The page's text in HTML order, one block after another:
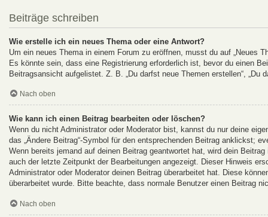
Beiträge schreiben
Wie erstelle ich ein neues Thema oder eine Antwort?
Um ein neues Thema in einem Forum zu eröffnen, musst du auf „Neues
Es könnte sein, dass eine Registrierung erforderlich ist, bevor du einen
Beitragsansicht aufgelistet. Z. B. „Du darfst neue Themen erstellen“, „Du
Nach oben
Wie kann ich einen Beitrag bearbeiten oder löschen?
Wenn du nicht Administrator oder Moderator bist, kannst du nur deine
das „Ändere Beitrag“-Symbol für den entsprechenden Beitrag anklickst;
Wenn bereits jemand auf deinen Beitrag geantwortet hat, wird dein
auch der letzte Zeitpunkt der Bearbeitungen angezeigt. Dieser Hinweis
Administrator oder Moderator deinen Beitrag überarbeitet hat. Diese
überarbeitet wurde. Bitte beachte, dass normale Benutzer einen Beitrag
Nach oben